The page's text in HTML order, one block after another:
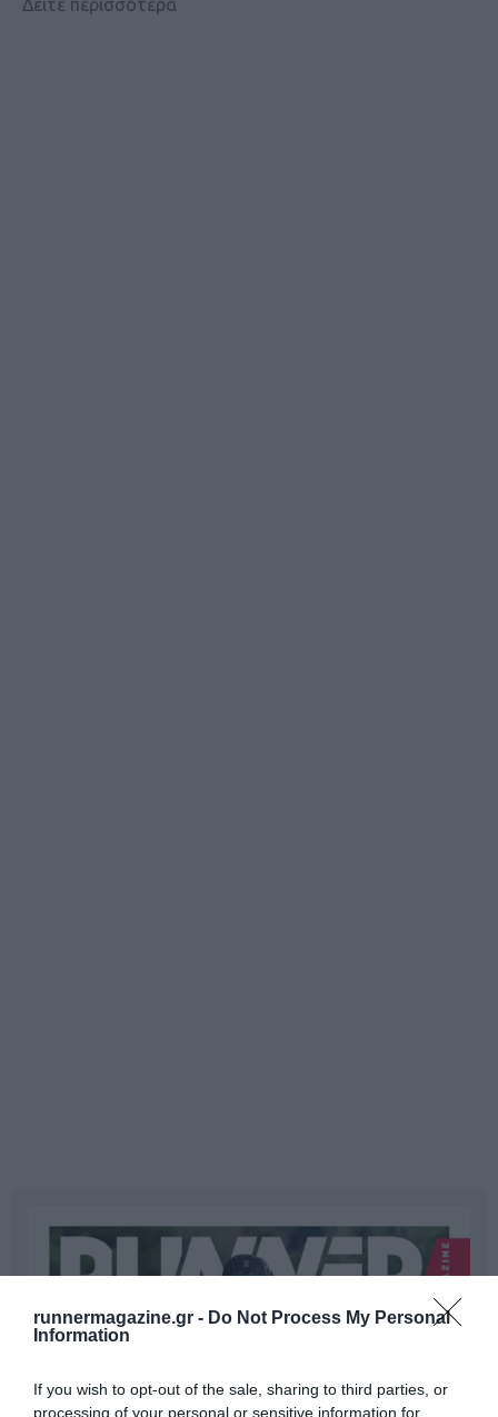
runnermagazine.gr - Do Not Process My Personal
Information
If you wish to opt-out of the sale, sharing to third parties, or
processing of your personal or sensitive information for
Δείτε περισσότερα